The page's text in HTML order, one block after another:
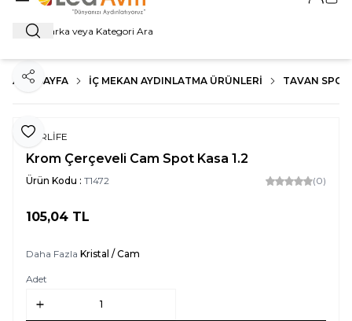
Ara
ANA SAYFA İÇ MEKAN AYDINLATMA ÜRÜNLERI TAVAN SPOT
Favoriye Ekle
Paylaş
FORLİFE
Krom Çerçeveli Cam Spot Kasa 1.2
Ürün Kodu : T1472 (0)
105,04 TL
Daha Fazla Kristal / Cam
Adet